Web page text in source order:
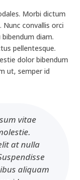
Morbi dictum
Nunc convallis orci
diam.
pellentesque.
dolor bibendum
ut, semper id
vitae
at nulla
aliquam